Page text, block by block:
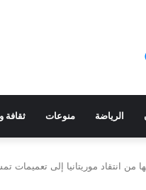
الرياضة منوعات ثقافة
من انتقاد موريتانيا إلى تعميمات